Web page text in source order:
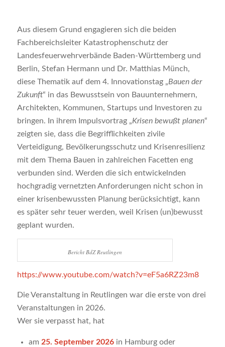
Aus diesem Grund engagieren sich die beiden
Fachbereichsleiter Katastrophenschutz der
Landesfeuerwehrverbände Baden-Württemberg und
Berlin, Stefan Hermann und Dr. Matthias Münch,
diese Thematik auf dem 4. Innovationstag „Bauen der
Zukunft“ in das Bewusstsein von Bauunternehmern,
Architekten, Kommunen, Startups und Investoren zu
bringen. In ihrem Impulsvortrag „Krisen bewußt planen“
zeigten sie, dass die Begrifflichkeiten zivile
Verteidigung, Bevölkerungsschutz und Krisenresilienz
mit dem Thema Bauen in zahlreichen Facetten eng
verbunden sind. Werden die sich entwickelnden
hochgradig vernetzten Anforderungen nicht schon in
einer krisenbewussten Planung berücksichtigt, kann
es später sehr teuer werden, weil Krisen (un)bewusst
geplant wurden.
Bericht BdZ Reutlingen
https://www.youtube.com/watch?v=eF5a6RZ23m8
Die Veranstaltung in Reutlingen war die erste von drei
Veranstaltungen in 2026.
Wer sie verpasst hat, hat
am 25. September 2026in Hamburg oder